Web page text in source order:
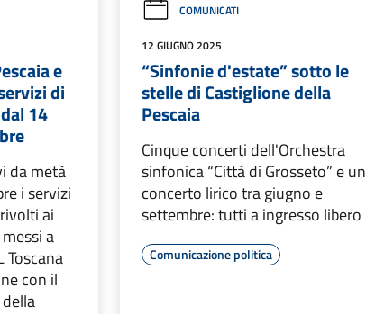
e
di
14
da metà
i servizi
ai
a
Toscana
con il
COMUNICATI
12 GIUGNO 2025
“Sinfonie d'estate” sotto le
stelle di Castiglione della
Pescaia
Cinque concerti dell'Orchestra
sinfonica “Città di Grosseto” e un
concerto lirico tra giugno e
settembre: tutti a ingresso libero
Comunicazione politica